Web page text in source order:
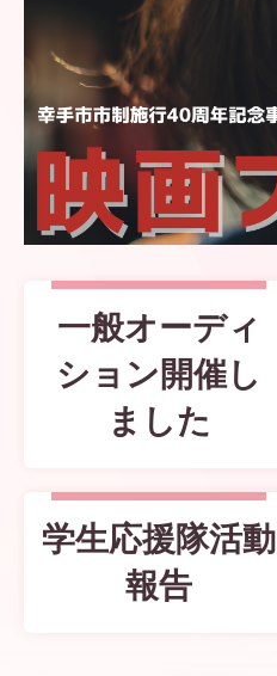
シ
テ
ィ
プ
ロ
モ
ー
一般オーディ
ション開催し
ました
学生応援隊活動
報告